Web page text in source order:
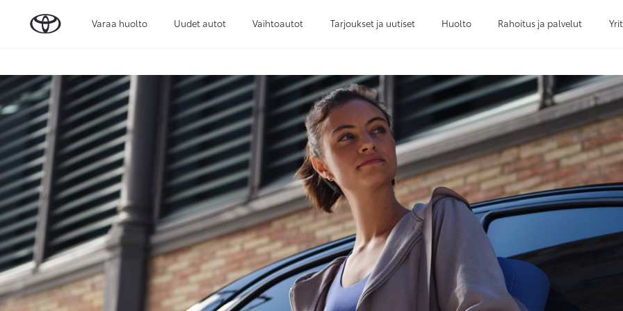
Varaa huolto Uudet autot Vaihtoautot Tarjoukset ja uutiset Huolto Rahoitus ja palvelut